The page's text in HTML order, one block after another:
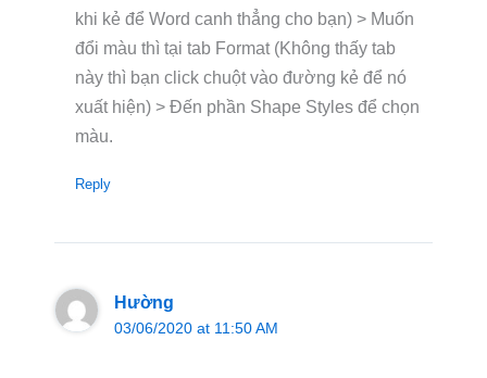
khi kẻ để Word canh thẳng cho bạn) > Muốn
đổi màu thì tại tab Format (Không thấy tab
này thì bạn click chuột vào đường kẻ để nó
xuất hiện) > Đến phần Shape Styles để chọn
màu.
Reply
Hường
03/06/2020 at 11:50 AM